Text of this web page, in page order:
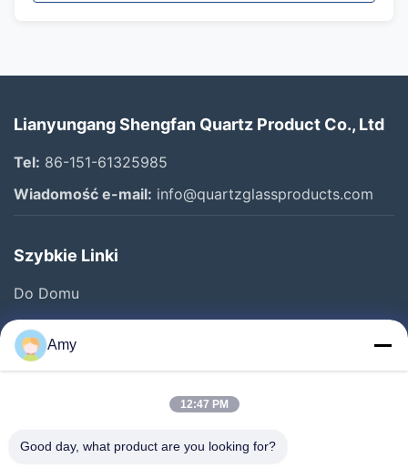
Lianyungang Shengfan Quartz Product Co., Ltd
Tel: 86-151-61325985
Wiadomość e-mail: info@quartzglassproducts.com
Szybkie Linki
Do Domu
Produkty
Filmy
Kontrola Jakości
Amy
12:47 PM
Good day, what product are you looking for?